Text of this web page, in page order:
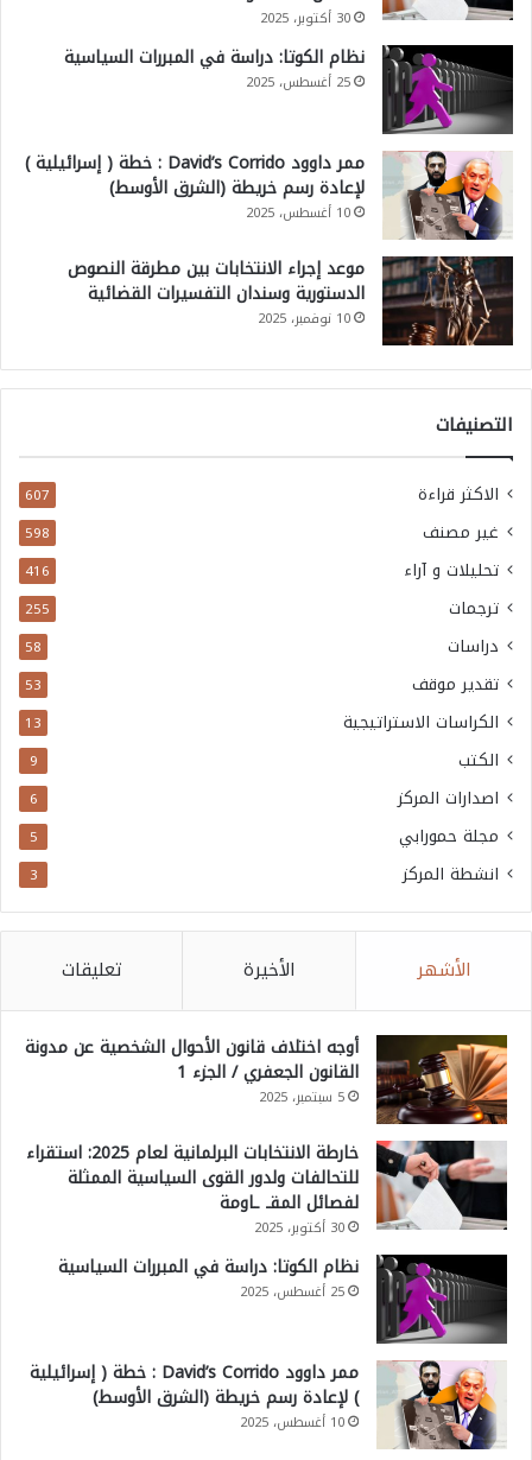
30 أكتوبر، 2025
نظام الكوتا: دراسة في المبررات السياسية
25 أغسطس، 2025
ممر داوود David’s Corrido : خطة ( إسرائيلية )
لإعادة رسم خريطة (الشرق الأوسط)
10 أغسطس، 2025
موعد إجراء الانتخابات بين مطرقة النصوص
الدستورية وسندان التفسيرات القضائية
10 نوفمبر، 2025
التصنيفات
الاكثر قراءة 607
غير مصنف 598
تحليلات و آراء 416
ترجمات 255
دراسات 58
تقدير موقف 53
الكراسات الاستراتيجية 13
الكتب 9
اصدارات المركز 6
مجلة حمورابي 5
انشطة المركز 3
الأشهر الأخيرة تعليقات
أوجه اختلاف قانون الأحوال الشخصية عن مدونة
القانون الجعفري / الجزء 1
5 سبتمبر، 2025
خارطة الانتخابات البرلمانية لعام 2025: استقراء
للتحالفات ولدور القوى السياسية الممثلة
لفصائل المقـ ـاومة
30 أكتوبر، 2025
نظام الكوتا: دراسة في المبررات السياسية
25 أغسطس، 2025
ممر داوود David’s Corrido : خطة ( إسرائيلية
) لإعادة رسم خريطة (الشرق الأوسط)
10 أغسطس، 2025